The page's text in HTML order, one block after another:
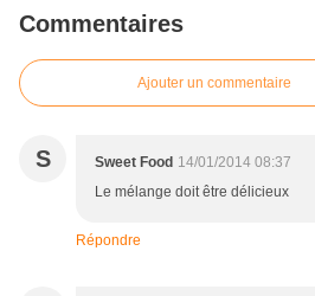
Commentaires
Ajouter un commentaire
S Sweet Food 14/01/2014 08:37
Le mélange doit être délicieux
Répondre